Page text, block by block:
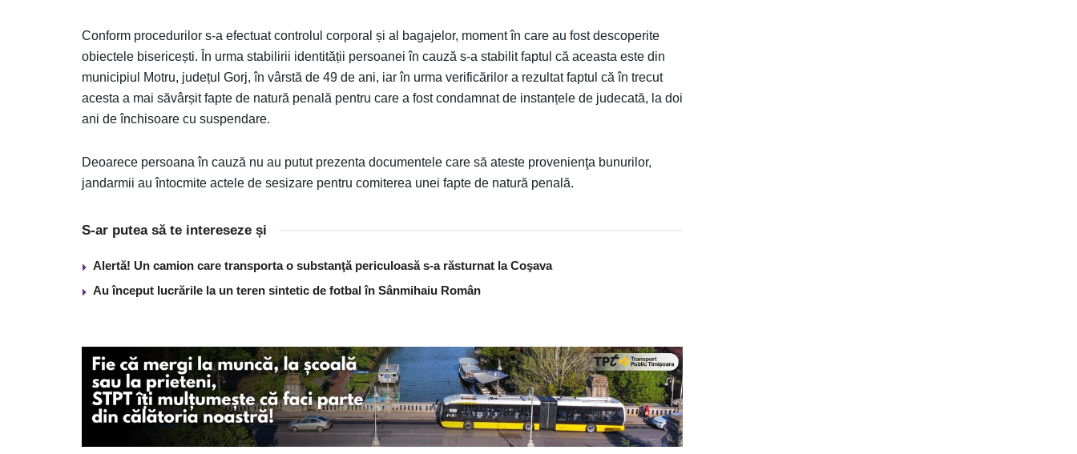
Conform procedurilor s-a efectuat controlul corporal și al bagajelor, moment în care au fost descoperite
obiectele bisericești. În urma stabilirii identității persoanei în cauză s-a stabilit faptul că aceasta este din
municipiul Motru, județul Gorj, în vârstă de 49 de ani, iar în urma verificărilor a rezultat faptul că în trecut
acesta a mai săvârșit fapte de natură penală pentru care a fost condamnat de instanțele de judecată, la doi
ani de închisoare cu suspendare.
Deoarece persoana în cauză nu au putut prezenta documentele care să ateste provenienţa bunurilor,
jandarmii au întocmite actele de sesizare pentru comiterea unei fapte de natură penală.
S-ar putea să te intereseze și
Alertă! Un camion care transporta o substanţă periculoasă s-a răsturnat la Coşava
Au început lucrările la un teren sintetic de fotbal în Sânmihaiu Român